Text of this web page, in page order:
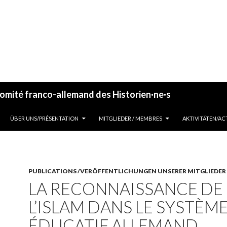
franco-allemand des Historien·ne·s
ÜBER UNS/PRÉSENTATION
MITGLIEDER / MEMBRES AKTIVITÄTEN/
PUBLICATIONS /VERÖFFENTLICHUNGEN UNSERER MITGLIEDER
LA RECONNAISSANCE DE
L’ISLAM DANS LE SYSTÈME